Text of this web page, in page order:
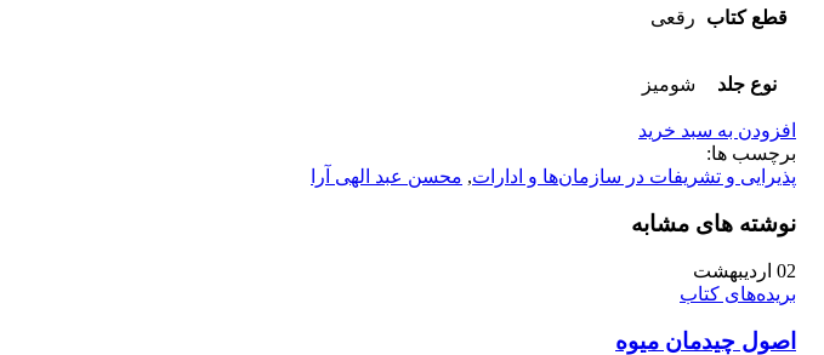
قطع کتاب رقعی
نوع جلد شومیز
افزودن به سبد خرید
برچسب ها:
پذیرایی و تشریفات در سازمان‌ها و ادارات, محسن عبد الهی آرا
نوشته های مشابه
02 اردیبهشت
بریده‌های کتاب
اصول چیدمان میوه